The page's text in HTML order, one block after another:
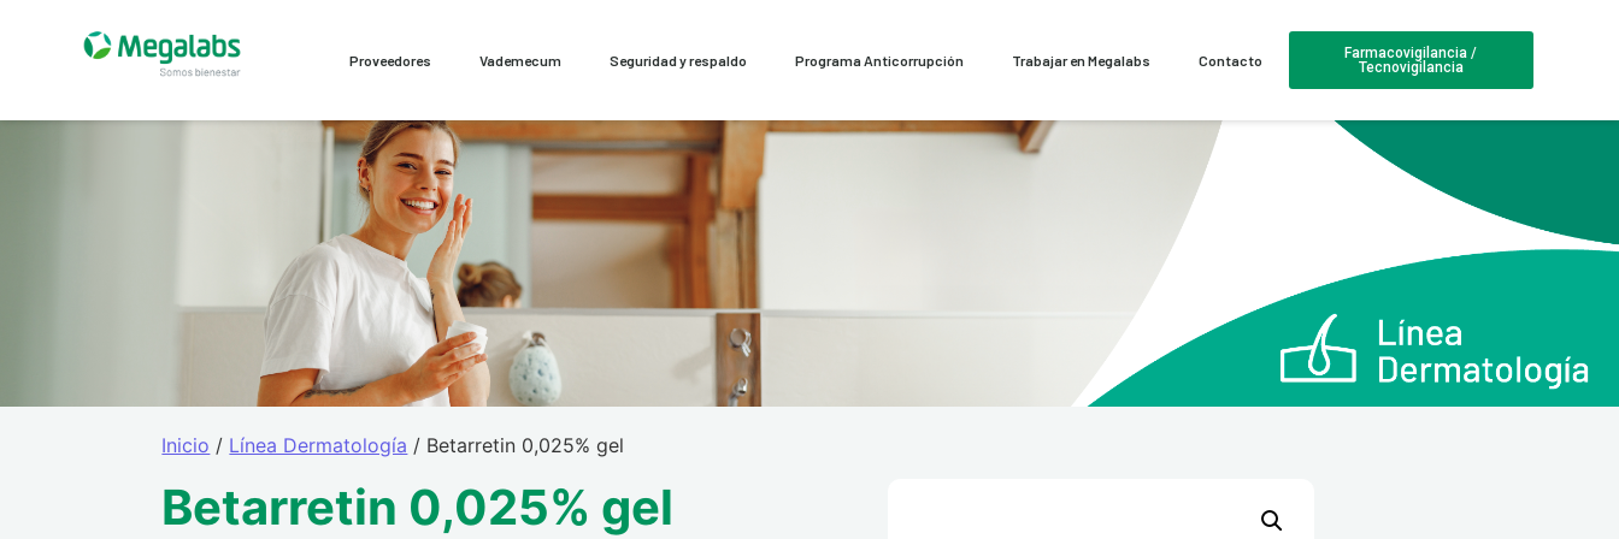
Proveedores Vademecum Seguridad y respaldo Programa Anticorrupción Trabajar en Megalabs Contacto
Farmacovigilancia /
Tecnovigilancia
Inicio / Línea Dermatología / Betarretin 0,025% gel
Betarretin 0,025% gel